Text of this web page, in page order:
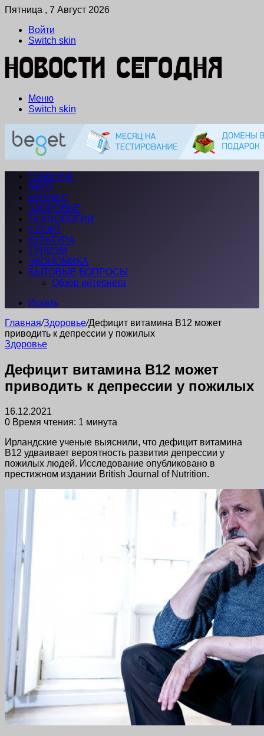
Пятница , 7 Август 2026
Войти
Switch skin
Меню
Switch skin
ГЛАВНАЯ
АВТО
БИЗНЕС
ЗДОРОВЬЕ
ТЕХНОЛОГИИ
СПОРТ
КУЛЬТУРА
ТУРИЗМ
ЭКОНОМИКА
БЫТОВЫЕ ВОПРОСЫ
Обзор интернета
Искать
Главная/Здоровье/Дефицит витамина B12 может
приводить к депрессии у пожилых
Здоровье
Дефицит витамина B12 может
приводить к депрессии у пожилых
16.12.2021
0 Время чтения: 1 минута
Ирландские ученые выяснили, что дефицит витамина
B12 удваивает вероятность развития депрессии у
пожилых людей. Исследование опубликовано в
престижном издании British Journal of Nutrition.